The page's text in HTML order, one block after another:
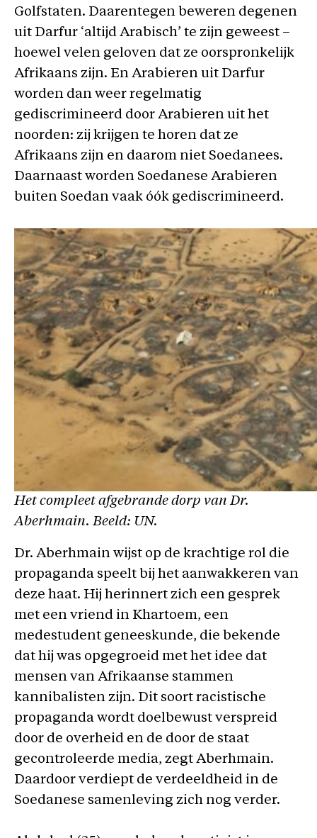
Golfstaten. Daarentegen beweren degenen
uit Darfur ‘altijd Arabisch’ te zijn geweest –
hoewel velen geloven dat ze oorspronkelijk
Afrikaans zijn. En Arabieren uit Darfur
worden dan weer regelmatig
gediscrimineerd door Arabieren uit het
noorden: zij krijgen te horen dat ze
Afrikaans zijn en daarom niet Soedanees.
Daarnaast worden Soedanese Arabieren
buiten Soedan vaak óók gediscrimineerd.
Het compleet afgebrande dorp van Dr.
Aberhmain. Beeld: UN.
Dr. Aberhmain wijst op de krachtige rol die
propaganda speelt bij het aanwakkeren van
deze haat. Hij herinnert zich een gesprek
met een vriend in Khartoem, een
medestudent geneeskunde, die bekende
dat hij was opgegroeid met het idee dat
mensen van Afrikaanse stammen
kannibalisten zijn. Dit soort racistische
propaganda wordt doelbewust verspreid
door de overheid en de door de staat
gecontroleerde media, zegt Aberhmain.
Daardoor verdiept de verdeeldheid in de
Soedanese samenleving zich nog verder.